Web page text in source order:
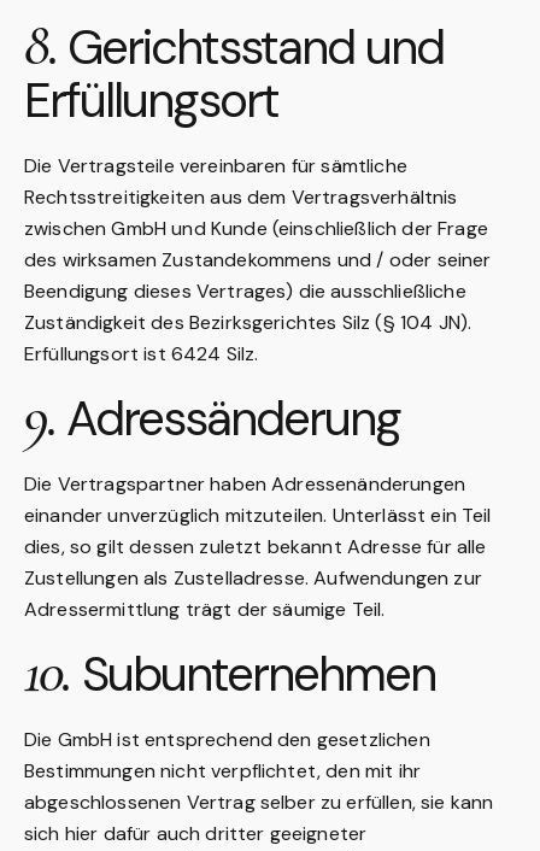
8. Gerichtsstand und
Erfüllungsort
Die Vertragsteile vereinbaren für sämtliche
Rechtsstreitigkeiten aus dem Vertragsverhältnis
zwischen GmbH und Kunde (einschließlich der Frage
des wirksamen Zustandekommens und / oder seiner
Beendigung dieses Vertrages) die ausschließliche
Zuständigkeit des Bezirksgerichtes Silz (§ 104 JN).
Erfüllungsort ist 6424 Silz.
9. Adressänderung
Die Vertragspartner haben Adressenänderungen
einander unverzüglich mitzuteilen. Unterlässt ein Teil
dies, so gilt dessen zuletzt bekannt Adresse für alle
Zustellungen als Zustelladresse. Aufwendungen zur
Adressermittlung trägt der säumige Teil.
10. Subunternehmen
Die GmbH ist entsprechend den gesetzlichen
Bestimmungen nicht verpflichtet, den mit ihr
abgeschlossenen Vertrag selber zu erfüllen, sie kann
sich hier dafür auch dritter geeigneter